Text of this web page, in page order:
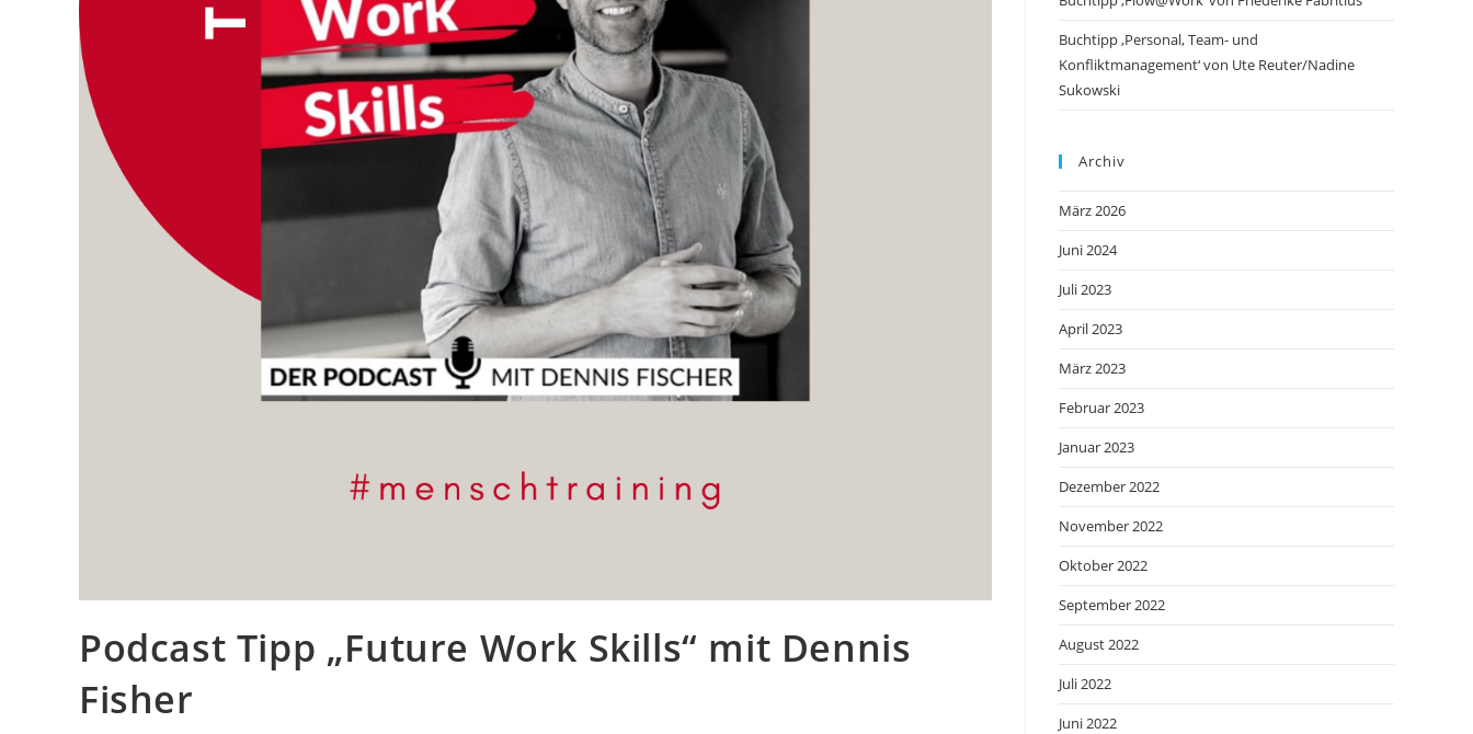
Podcast Tipp „Future Work Skills“ mit Dennis
Fisher
Buchtipp ‚Personal, Team- und
Konfliktmanagement‘ von Ute Reuter/Nadine
Sukowski
Archiv
März 2026
Juni 2024
Juli 2023
April 2023
März 2023
Februar 2023
Januar 2023
Dezember 2022
November 2022
Oktober 2022
September 2022
August 2022
Juli 2022
Juni 2022